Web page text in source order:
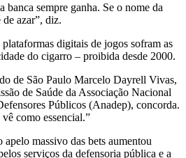
banca sempre ganha. Se o nome da
de azar”, diz.
digitais de jogos sofram as
do cigarro – proibida desde 2000.
de São Paulo Marcelo Dayrell Vivas,
de Saúde da Associação Nacional
Públicos (Anadep), concorda.
como essencial.”
apelo massivo das bets aumentou
serviços da defensoria pública e a